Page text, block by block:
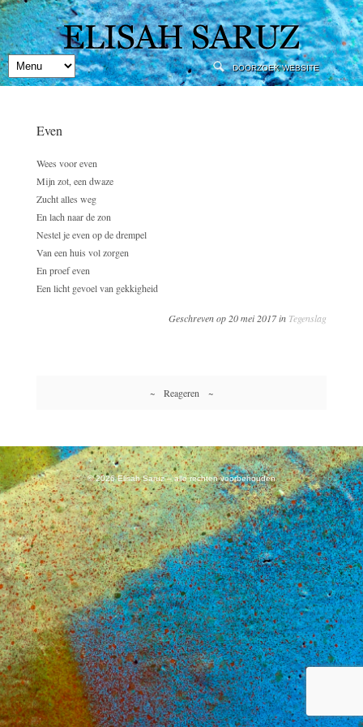
Even
Wees voor even
Mijn zot, een dwaze
Zucht alles weg
En lach naar de zon
Nestel je even op de drempel
Van een huis vol zorgen
En proef even
Een licht gevoel van gekkigheid
Geschreven op 20 mei 2017 in Tegenslag
~ Reageren ~
© 2026 Elisah Saruz – alle rechten voorbehouden